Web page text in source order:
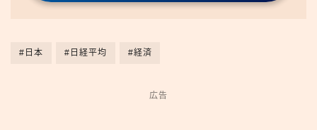
#日本 #日経平均 #経済
広告